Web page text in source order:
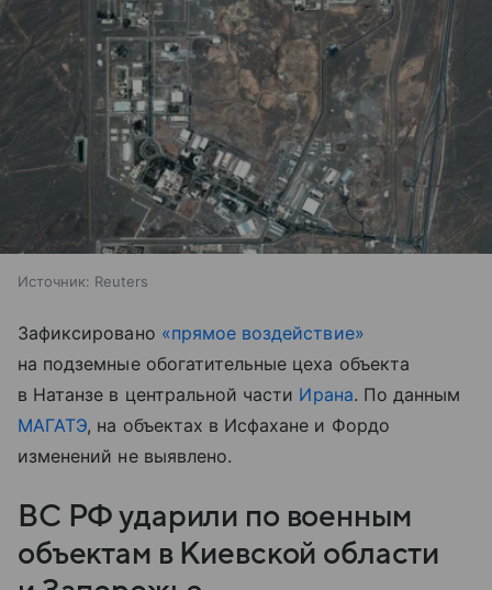
Источник: Reuters
Зафиксировано «прямое воздействие»
на подземные обогатительные цеха объекта
в Натанзе в центральной части Ирана. По данным
МАГАТЭ, на объектах в Исфахане и Фордо
изменений не выявлено.
ВС РФ ударили по военным
объектам в Киевской области